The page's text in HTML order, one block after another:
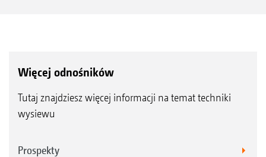
Więcej odnośników
Tutaj znajdziesz więcej informacji na temat techniki
wysiewu
Prospekty